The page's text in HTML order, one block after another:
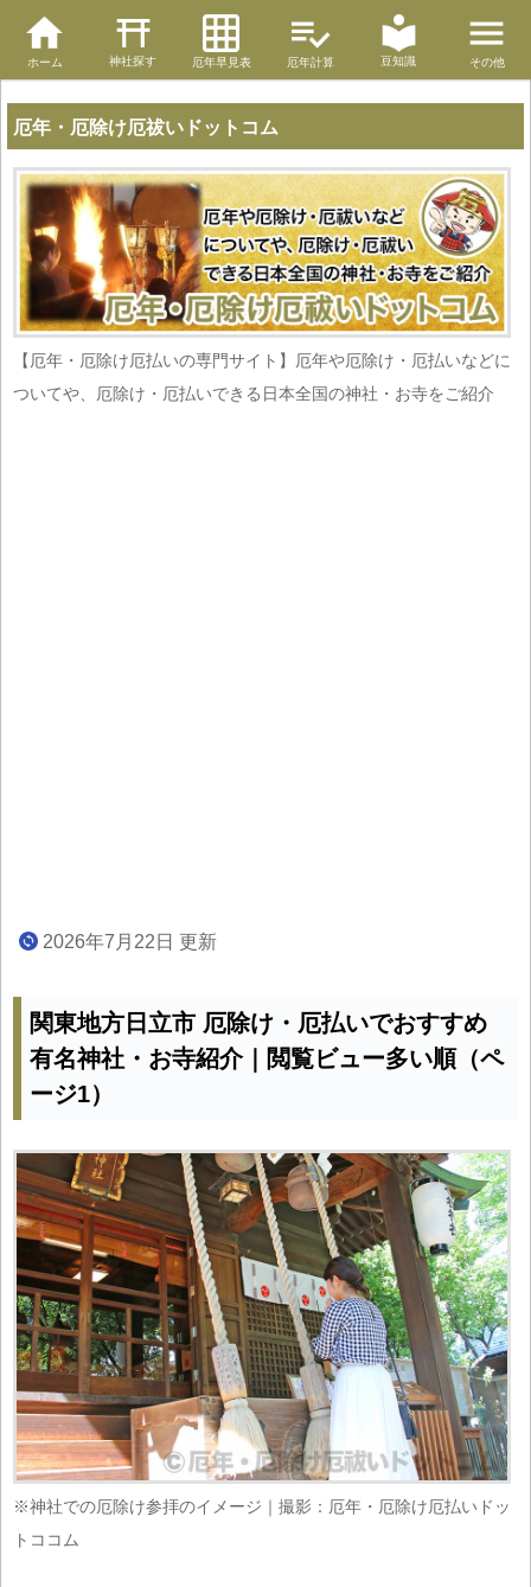
ホーム 神社探す 厄年早見表 厄年計算 豆知識 その他
厄年・厄除け厄祓いドットコム
【厄年・厄除け厄払いの専門サイト】厄年や厄除け・厄払いなどに
ついてや、厄除け・厄払いできる日本全国の神社・お寺をご紹介
2026年7月22日 更新
関東地方日立市 厄除け・厄払いでおすすめ
有名神社・お寺紹介｜閲覧ビュー多い順（ペ
ージ1）
※神社での厄除け参拝のイメージ｜撮影：厄年・厄除け厄払いドッ
トココム